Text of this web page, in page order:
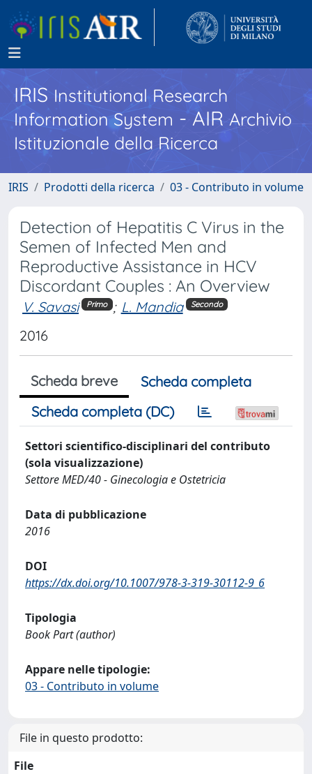
IRISInstitutional Research
Information System - AIR Archivio
Istituzionale della Ricerca
IRIS Prodotti della ricerca 03 - Contributo in volume
Detection of Hepatitis C Virus in the
Semen of Infected Men and
Reproductive Assistance in HCV
Discordant Couples : An Overview
V. Savasi Primo ; L. Mandia Secondo
2016
Scheda breve
Scheda completa
Scheda completa (DC)
Settori scientifico-disciplinari del contributo
(sola visualizzazione)
Settore MED/40 - Ginecologia e Ostetricia
Data di pubblicazione
2016
DOI
https://dx.doi.org/10.1007/978-3-319-30112-9_6
Tipologia
Book Part (author)
Appare nelle tipologie:
03 - Contributo in volume
File in questo prodotto:
File